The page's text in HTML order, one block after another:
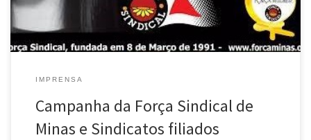
IMPRENSA
Campanha da Força Sindical de
Minas e Sindicatos filiados